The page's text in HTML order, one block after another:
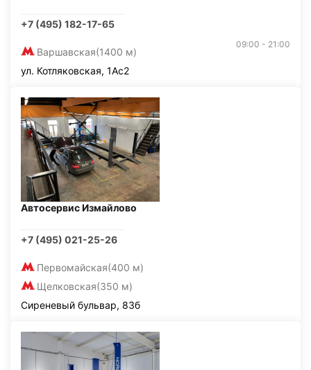
+7 (495) 182-17-65
Варшавская(1400 м)
09:00 - 21:00
ул. Котляковская, 1Ас2
Автосервис Измайлово
+7 (495) 021-25-26
Первомайская(400 м)
Щелковская(350 м)
Сиреневый бульвар, 83б